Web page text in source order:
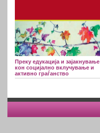
Преку едукација и зајакнување
кон социјално вклучување и
активно граѓанство